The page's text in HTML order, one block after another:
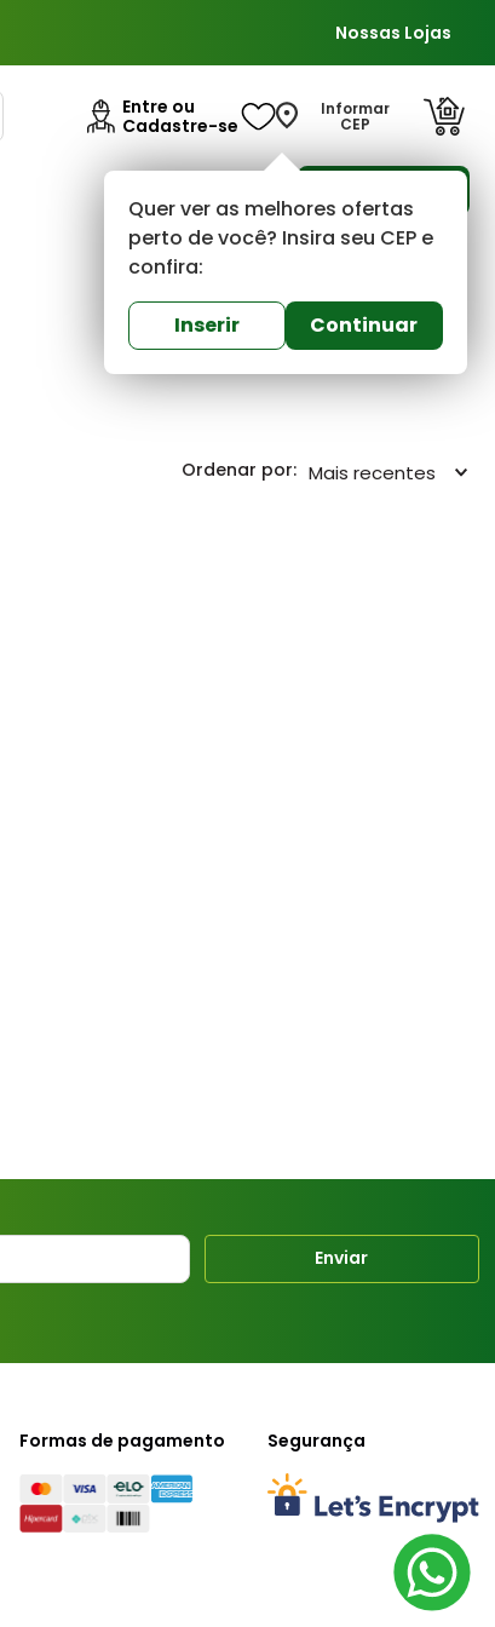
Nossas Lojas
Entre ou
Cadastre-se
Informar
CEP
Quer ver as melhores ofertas
perto de você? Insira seu CEP e
confira:
Inserir Continuar
Mais recentes
Enviar
Formas de pagamento Segurança